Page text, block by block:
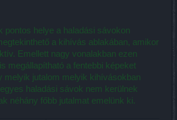
pontos helye a haladási sávokon
a kihívás ablakában, amikor
Emellett nagy vonalakban ezen
megállapítható a fentebbi képeket
melyik jutalom melyik kihívásokban
haladási sávok nem kerülnek
néhány főbb jutalmat emelünk ki.